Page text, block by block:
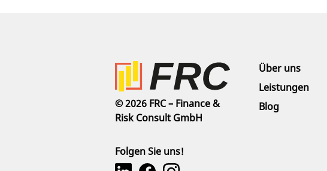
© 2026 FRC – Finance &
Risk Consult GmbH
Folgen Sie uns!
Über uns
Leistungen
Blog